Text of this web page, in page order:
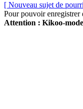
[ Nouveau sujet de
Pour pouvoir enregistrer
Attention : Kikoo-